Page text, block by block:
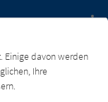
Newsletter
Einige davon werden
Ihre